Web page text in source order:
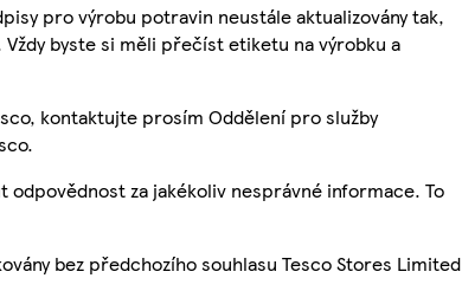
pro výrobu potravin neustále aktualizovány tak,
byste si měli přečíst etiketu na výrobku a
kontaktujte prosím Oddělení pro služby
za jakékoliv nesprávné informace. To
bez předchozího souhlasu Tesco Stores Limited